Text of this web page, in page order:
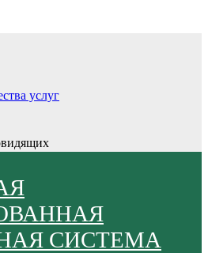
услуг
СИСТЕМА